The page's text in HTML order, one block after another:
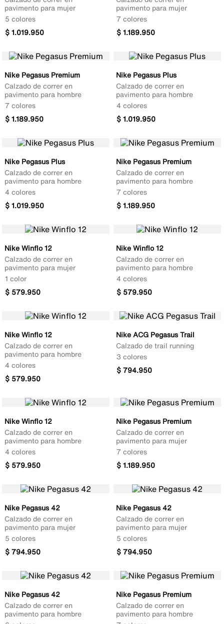
pavimento para mujer
5 colores
$1.019.950
pavimento para mujer
7 colores
$1.189.950
Nike Pegasus Premium
Calzado de correr en
pavimento para hombre
7 colores
$1.189.950
Nike Pegasus Plus
Calzado de correr en
pavimento para hombre
4 colores
$1.019.950
Nike Pegasus Plus
Calzado de correr en
pavimento para hombre
4 colores
$1.019.950
Nike Pegasus Premium
Calzado de correr en
pavimento para hombre
7 colores
$1.189.950
Nike Winflo 12
Calzado de correr en
pavimento para mujer
1 color
$ 579.950
Nike Winflo 12
Calzado de correr en
pavimento para hombre
4 colores
$ 579.950
Nike Winflo 12
Calzado de correr en
pavimento para hombre
4 colores
$ 579.950
Nike ACG Pegasus Trail
Calzado de trail running
3 colores
$794.950
Nike Winflo 12
Calzado de correr en
pavimento para hombre
4 colores
$ 579.950
Nike Pegasus Premium
Calzado de correr en
pavimento para mujer
7 colores
$1.189.950
Nike Pegasus 42
Calzado de correr en
pavimento para mujer
5 colores
$794.950
Nike Pegasus 42
Calzado de correr en
pavimento para mujer
5 colores
$794.950
Nike Pegasus 42
Calzado de correr en
pavimento para hombre
Nike Pegasus Premium
Calzado de correr en
pavimento para hombre